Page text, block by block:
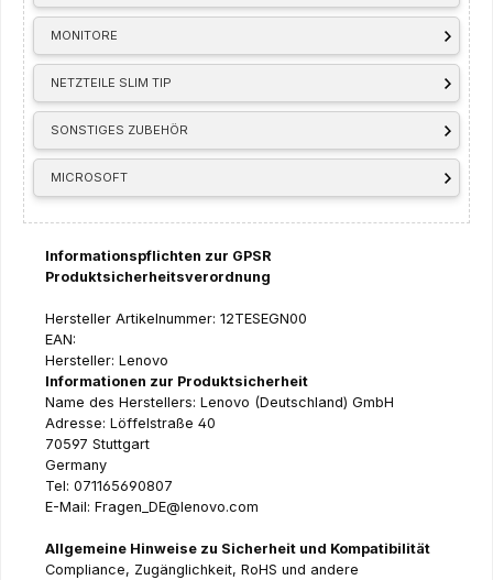
MONITORE
NETZTEILE SLIM TIP
SONSTIGES ZUBEHÖR
MICROSOFT
Informationspflichten zur GPSR
Produktsicherheitsverordnung
Hersteller Artikelnummer: 12TESEGN00
EAN:
Hersteller: Lenovo
Informationen zur Produktsicherheit
Name des Herstellers: Lenovo (Deutschland) GmbH
Adresse: Löffelstraße 40
70597 Stuttgart
Germany
Tel: 071165690807
E-Mail: Fragen_DE@lenovo.com
Allgemeine Hinweise zu Sicherheit und Kompatibilität
Compliance, Zugänglichkeit, RoHS und andere